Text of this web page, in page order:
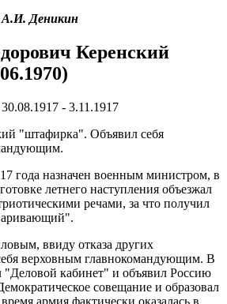
А.И. Деникин
Керенский
30.08.1917 - 3.11.1917
"штафирка". Объявил себя
года назначен военным министром, в
летнего наступления объезжал
речами, за что получил
ввиду отказа других
верховным главнокомандующим. В
"Деловой кабинет" и объявил Россию
совещание и образовал
армия фактически оказалась в